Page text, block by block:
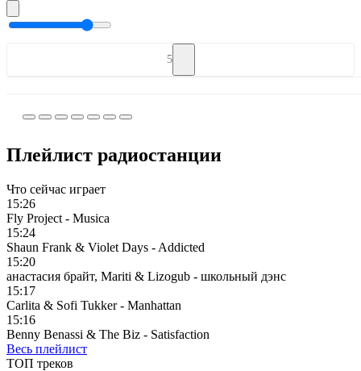
5
Плейлист радиостанции
Что сейчас играет
15:26
Fly Project - Musica
15:24
Shaun Frank & Violet Days - Addicted
15:20
анастасия брайт, Mariti & Lizogub - школьный дэнс
15:17
Carlita & Sofi Tukker - Manhattan
15:16
Benny Benassi & The Biz - Satisfaction
Весь плейлист
ТОП треков